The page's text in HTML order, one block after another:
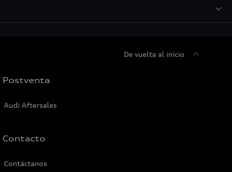
De vuelta al inicio
Postventa
Audi Aftersales
Contacto
Contáctanos